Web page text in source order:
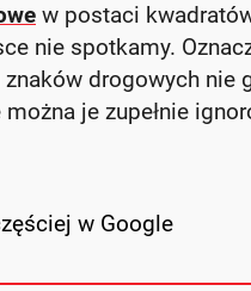
w postaci
nie spotkamy.
drogowych nie
je zupełnie
w Google